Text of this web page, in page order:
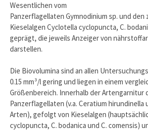
Wesentlichen vom
Panzerflagellaten Gymnodinium sp. und den
Kieselalgen Cyclotella cyclopuncta, C.
geprägt, die jeweils Anzeiger von
darstellen.
Die Biovolumina sind an allen
0.15 mm³/l gering und liegen in einem
Größenbereich. Innerhalb der Artengarnitur
Panzerflagellaten (v.a. Ceratium hirundinella
Arten), gefolgt von Kieselalgen
cyclopuncta, C. bodanica und C. comensis)